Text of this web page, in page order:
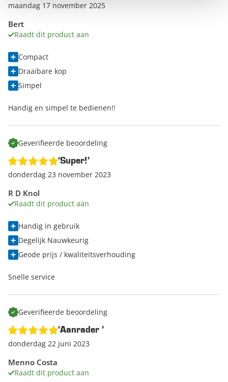
Bert
Raadt dit product aan
maandag 17 november 2025
Compact
Draaibare kop
Simpel
Handig en simpel te bedienen!!
Geverifieerde beoordeling
R D Knol
Raadt dit product aan
‘Super!’
donderdag 23 november 2023
Handig in gebruik
Degelijk Nauwkeurig
Geode prijs / kwaliteitsverhouding
Snelle service
Geverifieerde beoordeling
Menno Costa
Raadt dit product aan
‘Aanrader ’
donderdag 22 juni 2023